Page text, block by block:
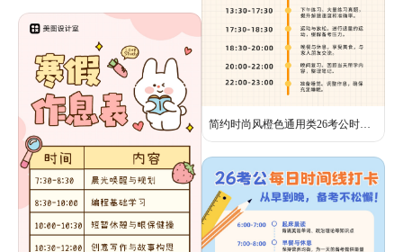
简约时尚风橙色通用类26考公时间线小红书内页